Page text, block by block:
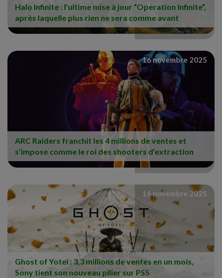
Halo Infinite : l’ultime mise à jour “Operation Infinite”,
après laquelle plus rien ne sera comme avant
ARC Raiders franchit les 4 millions de ventes et
s’impose comme le roi des shooters d’extraction
16 novembre 2025
Ghost of Yotei : 3,3 millions de ventes en un mois,
Sony tient son nouveau pilier sur PS5
16 novembre 2025